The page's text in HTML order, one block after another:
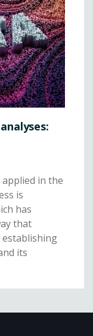
in the
is
has
that
establishing
its